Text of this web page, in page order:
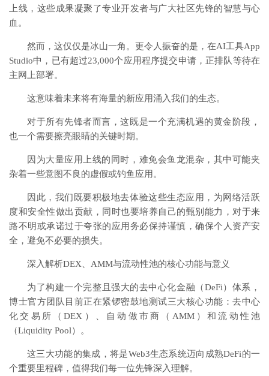
上线，这些成果凝聚了专业开发者与广大社区先锋的智慧与心
血。
然而，这仅仅是冰山一角。更令人振奋的是，在AI工具App
Studio中，已有超过23,000个应用程序提交申请，正排队等待在
主网上部署。
这意味着未来将有海量的新应用涌入我们的生态。
对于所有先锋者而言，这既是一个充满机遇的黄金阶段，
也一个需要擦亮眼睛的关键时期。
因为大量应用上线的同时，难免会鱼龙混杂，其中可能夹
杂着一些意图不良的虚假或钓鱼应用。
因此，我们既要积极地去体验这些生态应用，为网络活跃
度和安全性做出贡献，同时也要培养自己的甄别能力，对于来
路不明或承诺过于夸张的应用务必保持谨慎，确保个人资产安
全，避免不必要的损失。
深入解析DEX、AMM与流动性池的核心功能与意义
为了构建一个完整且强大的去中心化金融 （DeFi）体系，
博士官方团队目前正在紧锣密鼓地测试三大核心功能：去中心
化交易所（DEX）、自动做市商（AMM）和流动性池
（Liquidity Pool）。
这三大功能的集成，将是Web3生态系统迈向成熟DeFi的一
个重要里程碑，值得我们每一位先锋深入理解。